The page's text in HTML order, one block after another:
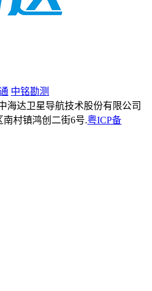
中铭勘测
海达卫星导航技术股份有限公司
南村镇鸿创二街6号.粤ICP备